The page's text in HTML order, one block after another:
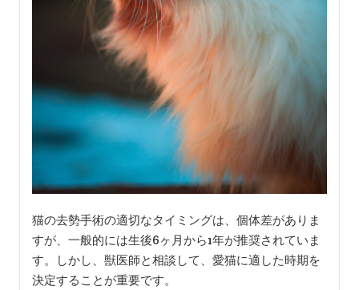
猫の去勢手術の適切なタイミングは、個体差がありま
すが、一般的には生後6ヶ月から1年が推奨されていま
す。しかし、獣医師と相談して、愛猫に適した時期を
決定することが重要です。